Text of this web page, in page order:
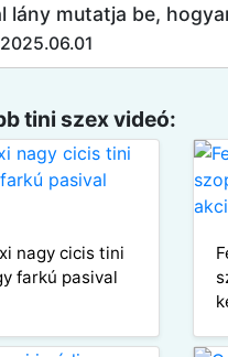
lány mutatja be,
tini szex videó:
nagy cicis tini
farkú pasival